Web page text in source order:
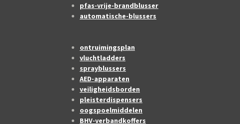
pfas-vrije-brandblusser
automatische-blussers
ontruimingsplan
vluchtladders
sprayblussers
AED-apparaten
veiligheidsborden
pleisterdispensers
oogspoelmiddelen
BHV-verbandkoffers